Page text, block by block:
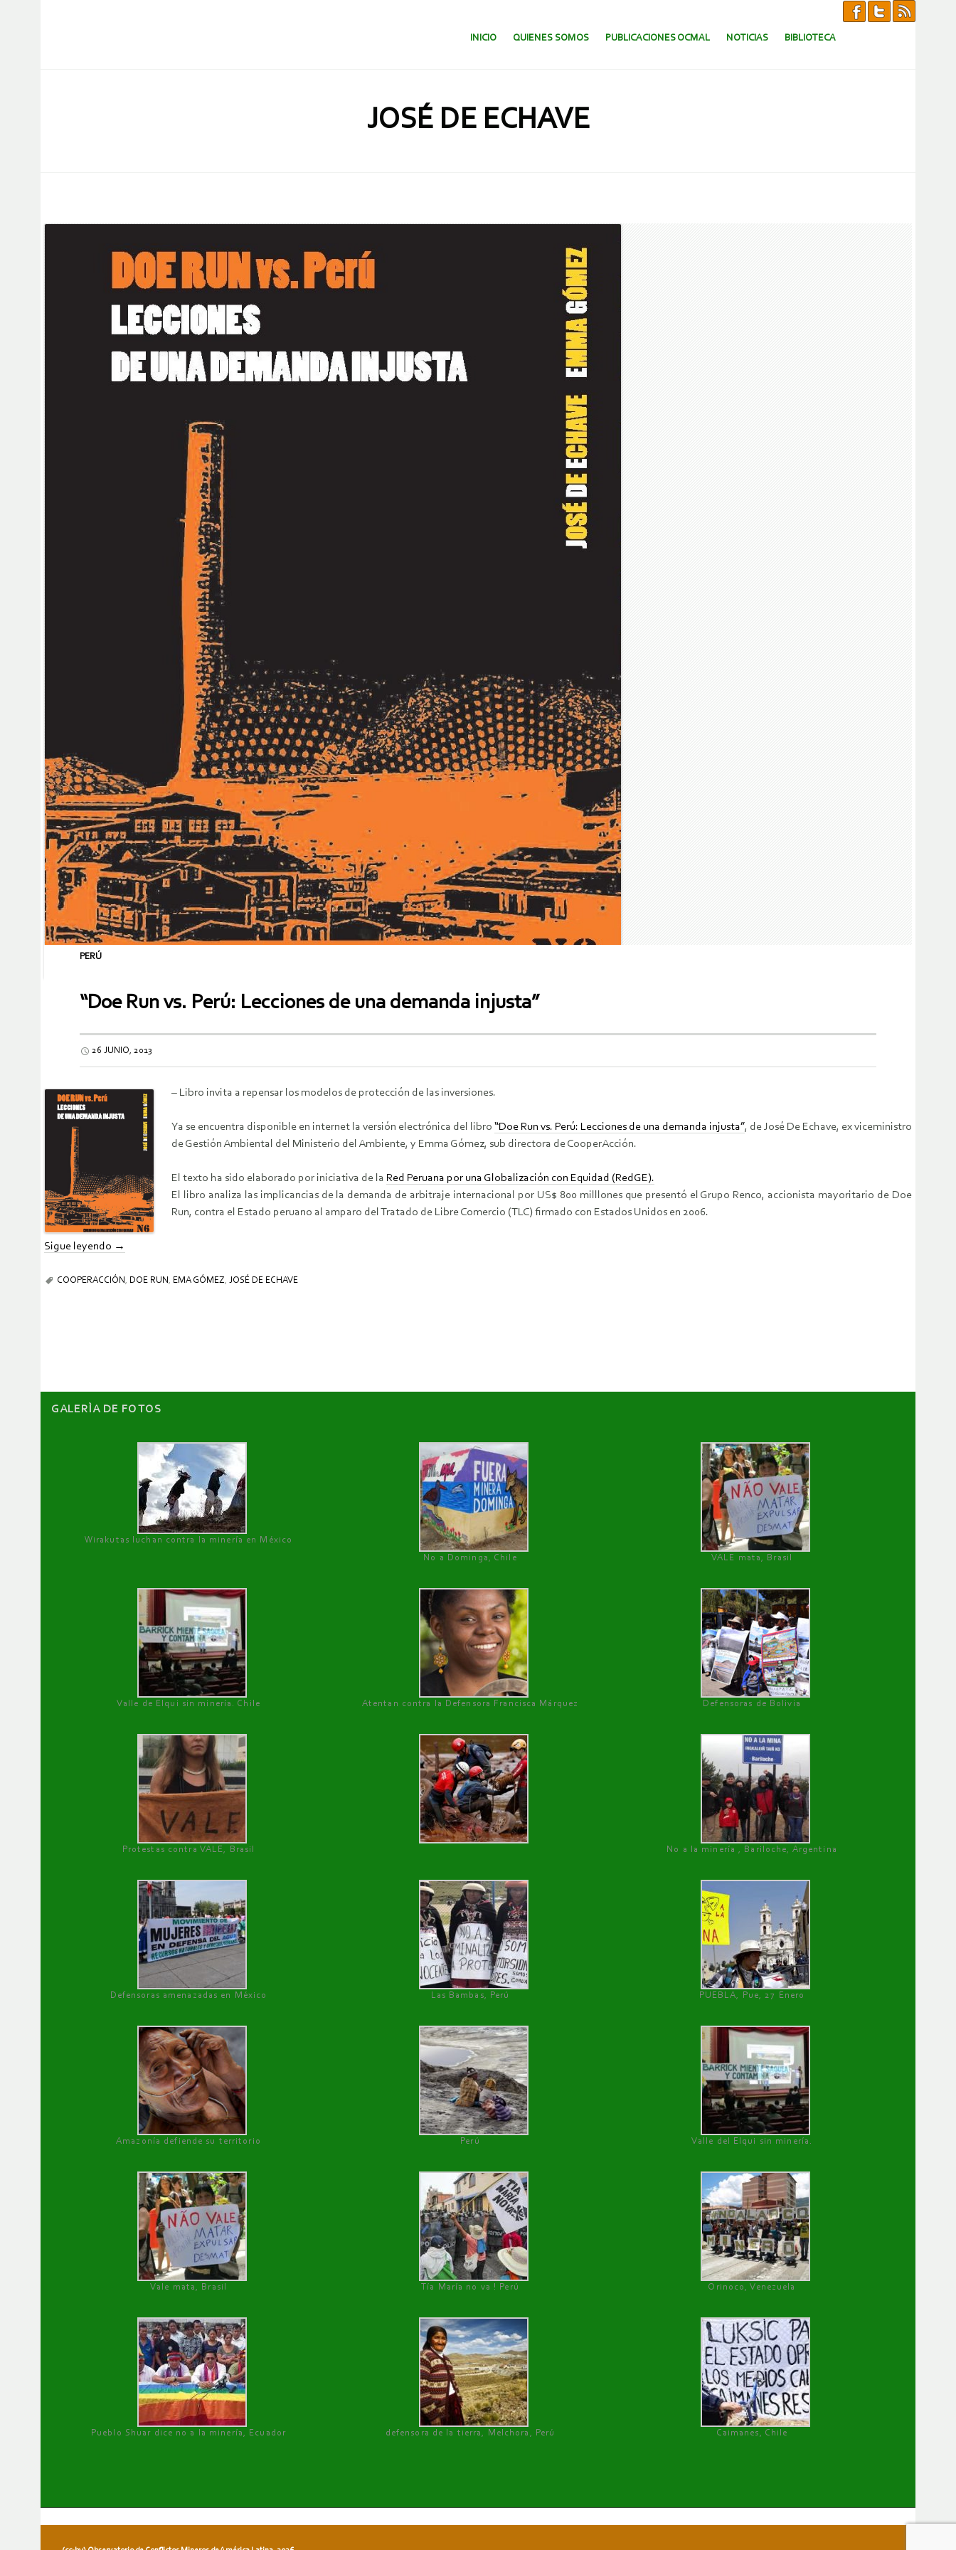
SALTAR AL CONTENIDO.
INICIO QUIENES SOMOS PUBLICACIONES OCMAL NOTICIAS BIBLIOTECA
JOSÉ DE ECHAVE
PERÚ
“Doe Run vs. Perú: Lecciones de una demanda injusta”
26 JUNIO, 2013
– Libro invita a repensar los modelos de protección de las inversiones.
Ya se encuentra disponible en internet la versión electrónica del libro “Doe Run vs. Perú: Lecciones de una demanda injusta”, de José De Echave, ex viceministro
de Gestión Ambiental del Ministerio del Ambiente, y Emma Gómez, sub directora de CooperAcción.
El texto ha sido elaborado por iniciativa de la Red Peruana por una Globalización con Equidad (RedGE).
El libro analiza las implicancias de la demanda de arbitraje internacional por US$ 800 milllones que presentó el Grupo Renco, accionista mayoritario de Doe
Run, contra el Estado peruano al amparo del Tratado de Libre Comercio (TLC) firmado con Estados Unidos en 2006.
Sigue leyendo →
COOPERACCIÓN , DOE RUN , EMA GÓMEZ, JOSÉ DE ECHAVE
GALERÌA DE FOTOS
Wirakutas luchan contra la minería en México
No a Dominga, Chile
VALE mata, Brasil
Valle de Elqui sin minería. Chile Atentan contra la Defensora Francisca Márquez Defensoras de Bolivia
Protestas contra VALE, Brasil No a la minería , Bariloche, Argentina
Defensoras amenazadas en México Las Bambas, Perú PUEBLA, Pue, 27 Enero
Amazonía defiende su territorio Perú Valle del Elqui sin minería.
Vale mata, Brasil Tía María no va ! Perú Orinoco, Venezuela
Pueblo Shuar dice no a la minería, Ecuador defensora de la tierra, Melchora, Perú Caimanes, Chile